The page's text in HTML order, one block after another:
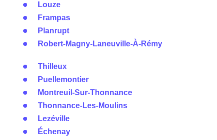
Louze
Frampas
Planrupt
Robert-Magny-Laneuville-À-Rémy
Thilleux
Puellemontier
Montreuil-Sur-Thonnance
Thonnance-Les-Moulins
Lezéville
Échenay